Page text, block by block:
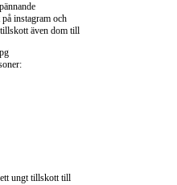
instagram och
även dom till
ungt tillskott till